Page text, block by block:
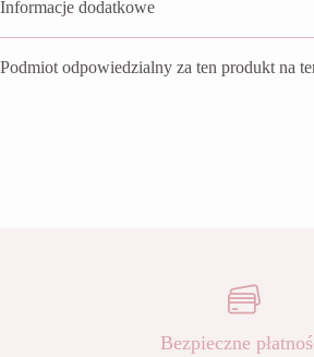
Informacje dodatkowe
Podmiot odpowiedzialny za ten produkt na
Bezpieczne